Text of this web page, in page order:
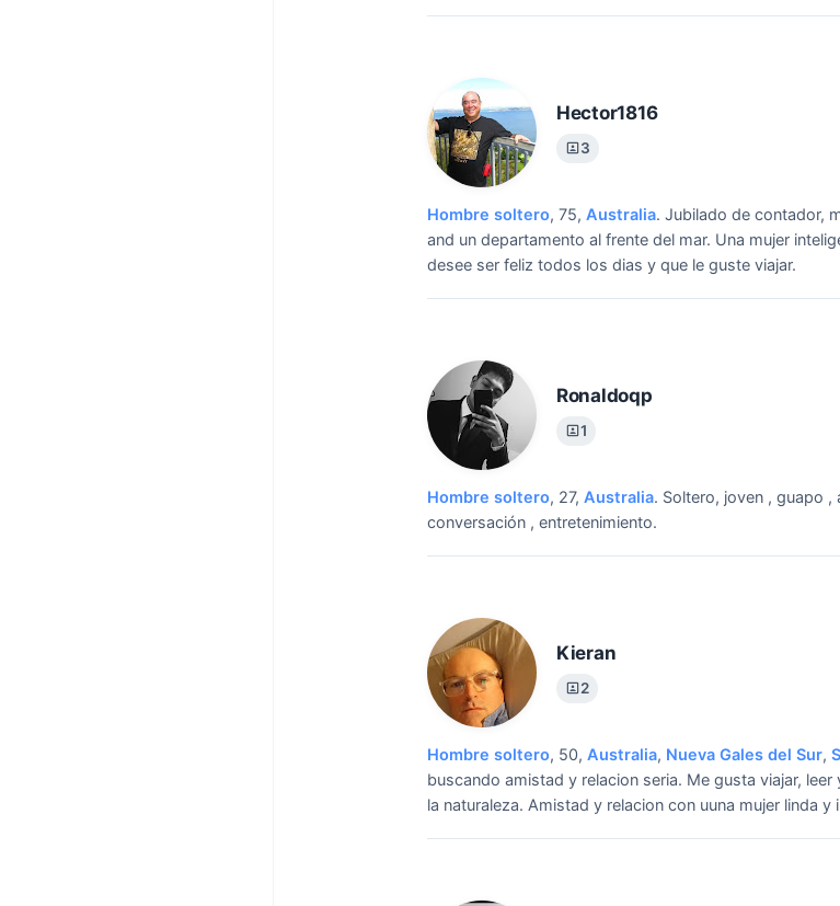
Hector1816
3
Hombre soltero, 75, Australia. Jubilado de contador,
and un departamento al frente del mar. Una mujer
desee ser feliz todos los dias y que le guste viajar.
Ronaldoqp
1
Hombre soltero, 27, Australia. Soltero, joven , guapo ,
conversación , entretenimiento.
Kieran
2
Hombre soltero, 50, Australia, Nueva Gales del Sur,
buscando amistad y relacion seria. Me gusta viajar,
la naturaleza. Amistad y relacion con uuna mujer linda y